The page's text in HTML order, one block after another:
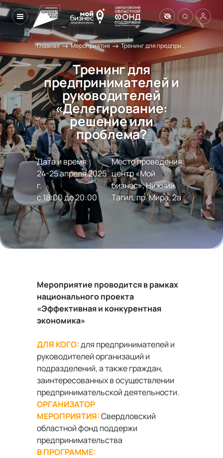
Главная→Мероприятия→ Тренинг для предпринимателей и руководителей «Делегирование: решение или проблема?
Тренинг для
предпринимателей и
руководителей
«Делегирование:
решение или
проблема?
Дата и время:
24-25 апреля 2025
г.
с 18:00 до 20:00
Место проведения:
центр «Мой
бизнес», Нижний
Тагил, пр. Мира, 2а
Мероприятие проводится в рамках
национального проекта
«Эффективная и конкурентная
экономика»
ДЛЯ КОГО:для предпринимателей и
руководителей организаций и
подразделений, а также граждан,
заинтересованных в осуществлении
предпринимательской деятельности.
ОРГАНИЗАТОР
МЕРОПРИЯТИЯ:Свердловский
областной фонд поддержи
предпринимательства
В ПРОГРАММЕ: